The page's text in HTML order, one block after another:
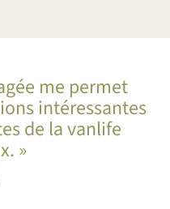
me permet
intéressantes
de la vanlife
»